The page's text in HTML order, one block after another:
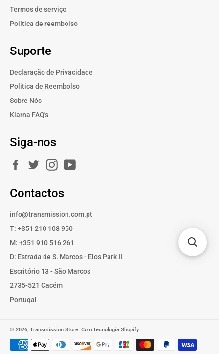
Termos de serviço
Política de reembolso
Suporte
Declaração de Privacidade
Politica de Reembolso
Sobre Nós
Klarna FAQ's
Siga-nos
FacebookTwitterInstagram
Contactos
info@transmission.com.pt
T: +351 210 108 950
M: +351 910 516 261
D: Estrada de S. Marcos - Elos Park II
Escritório 13 - São Marcos
2735-521 Cacém
Portugal
© 2026, Transmission Store. Com tecnologia Shopify
Métodos